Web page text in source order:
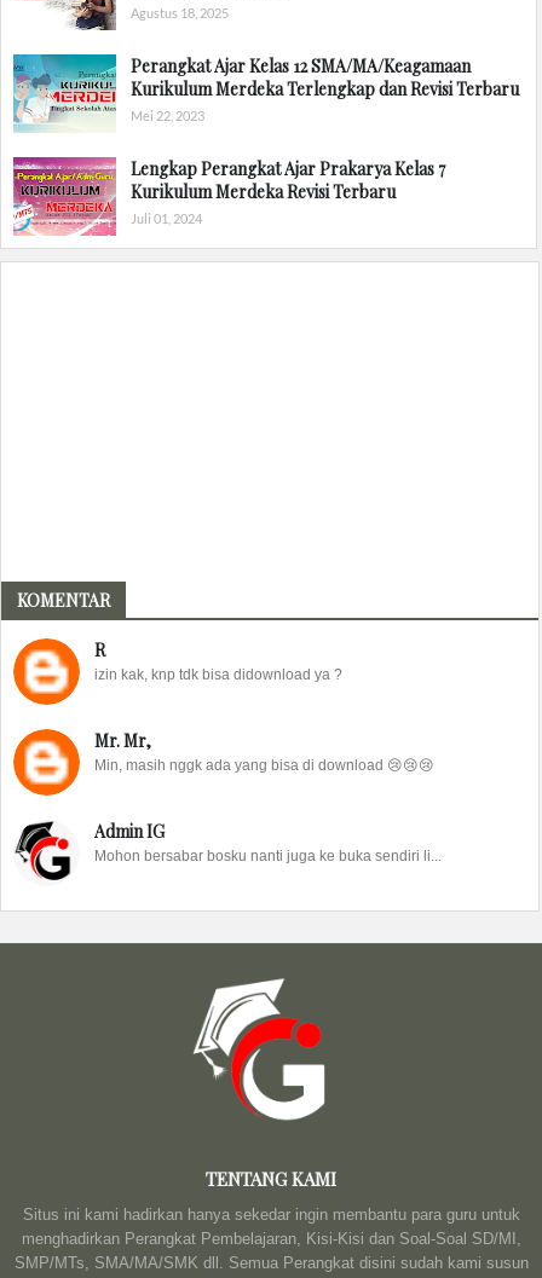
Agustus 18, 2025
Perangkat Ajar Kelas 12 SMA/MA/Keagamaan
Kurikulum Merdeka Terlengkap dan Revisi Terbaru
Mei 22, 2023
Lengkap Perangkat Ajar Prakarya Kelas 7
Kurikulum Merdeka Revisi Terbaru
Juli 01, 2024
KOMENTAR
R
izin kak, knp tdk bisa didownload ya ?
Mr. Mr,
Min, masih nggk ada yang bisa di download 😢😢😢
Admin IG
Mohon bersabar bosku nanti juga ke buka sendiri li...
TENTANG KAMI
Situs ini kami hadirkan hanya sekedar ingin membantu para guru untuk
menghadirkan Perangkat Pembelajaran, Kisi-Kisi dan Soal-Soal SD/MI,
SMP/MTs, SMA/MA/SMK dll. Semua Perangkat disini sudah kami susun